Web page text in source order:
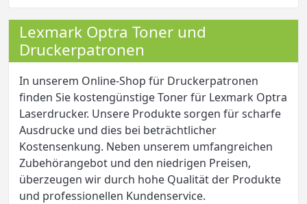
Lexmark Optra Toner und
Druckerpatronen
In unserem Online-Shop für Druckerpatronen
finden Sie kostengünstige Toner für Lexmark Optra
Laserdrucker. Unsere Produkte sorgen für scharfe
Ausdrucke und dies bei beträchtlicher
Kostensenkung. Neben unserem umfangreichen
Zubehörangebot und den niedrigen Preisen,
überzeugen wir durch hohe Qualität der Produkte
und professionellen Kundenservice.